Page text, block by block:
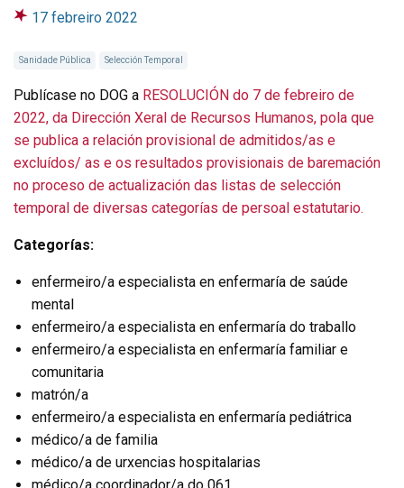
17 febreiro 2022
Sanidade Pública Selección Temporal
Publícase no DOG a RESOLUCIÓN do 7 de febreiro de
2022, da Dirección Xeral de Recursos Humanos, pola que
se publica a relación provisional de admitidos/as e
excluídos/ as e os resultados provisionais de baremación
no proceso de actualización das listas de selección
temporal de diversas categorías de persoal estatutario.
Categorías:
enfermeiro/a especialista en enfermaría de saúde
mental
enfermeiro/a especialista en enfermaría do traballo
enfermeiro/a especialista en enfermaría familiar e
comunitaria
matrón/a
enfermeiro/a especialista en enfermaría pediátrica
médico/a de familia
médico/a de urxencias hospitalarias